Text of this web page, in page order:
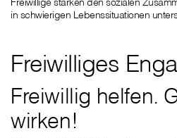
Freiwilliges
in schwierigen Lebenssituationen
Freiwillig helfen.
wirken!